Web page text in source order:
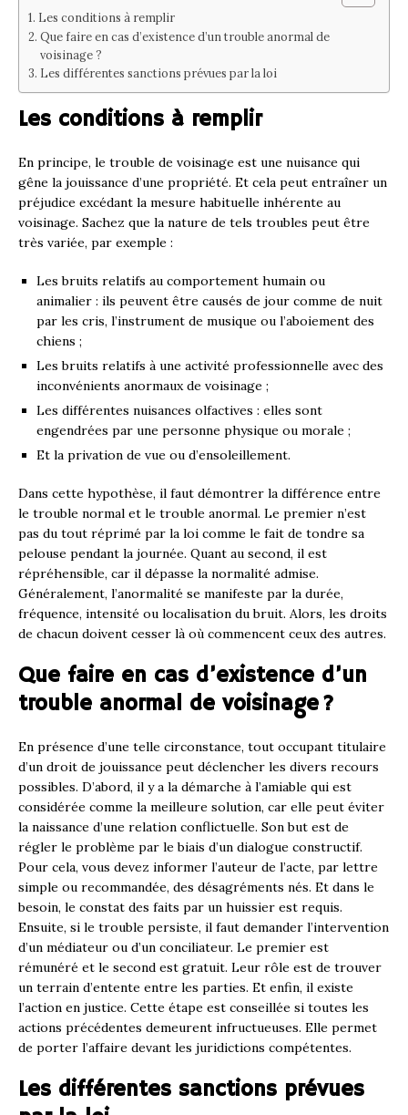
Les conditions à remplir
Que faire en cas d’existence d’un trouble anormal de
voisinage ?
Les différentes sanctions prévues par la loi
Les conditions à remplir
En principe, le trouble de voisinage est une nuisance qui
gêne la jouissance d’une propriété. Et cela peut entraîner un
préjudice excédant la mesure habituelle inhérente au
voisinage. Sachez que la nature de tels troubles peut être
très variée, par exemple :
Les bruits relatifs au comportement humain ou
animalier : ils peuvent être causés de jour comme de nuit
par les cris, l’instrument de musique ou l’aboiement des
chiens ;
Les bruits relatifs à une activité professionnelle avec des
inconvénients anormaux de voisinage ;
Les différentes nuisances olfactives : elles sont
engendrées par une personne physique ou morale ;
Et la privation de vue ou d’ensoleillement.
Dans cette hypothèse, il faut démontrer la différence entre
le trouble normal et le trouble anormal. Le premier n’est
pas du tout réprimé par la loi comme le fait de tondre sa
pelouse pendant la journée. Quant au second, il est
répréhensible, car il dépasse la normalité admise.
Généralement, l’anormalité se manifeste par la durée,
fréquence, intensité ou localisation du bruit. Alors, les droits
de chacun doivent cesser là où commencent ceux des autres.
Que faire en cas d’existence d’un
trouble anormal de voisinage ?
En présence d’une telle circonstance, tout occupant titulaire
d’un droit de jouissance peut déclencher les divers recours
possibles. D’abord, il y a la démarche à l’amiable qui est
considérée comme la meilleure solution, car elle peut éviter
la naissance d’une relation conflictuelle. Son but est de
régler le problème par le biais d’un dialogue constructif.
Pour cela, vous devez informer l’auteur de l’acte, par lettre
simple ou recommandée, des désagréments nés. Et dans le
besoin, le constat des faits par un huissier est requis.
Ensuite, si le trouble persiste, il faut demander l’intervention
d’un médiateur ou d’un conciliateur. Le premier est
rémunéré et le second est gratuit. Leur rôle est de trouver
un terrain d’entente entre les parties. Et enfin, il existe
l’action en justice. Cette étape est conseillée si toutes les
actions précédentes demeurent infructueuses. Elle permet
de porter l’affaire devant les juridictions compétentes.
Les différentes sanctions prévues